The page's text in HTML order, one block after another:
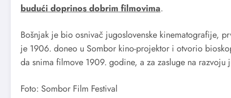
budući doprinos dobrim filmovima.
Bošnjak je bio osnivač jugoslovenske kinematografije,
je 1906. doneo u Sombor kino-projektor i otvorio
da snima filmove 1909. godine, a za zasluge na
Foto: Sombor Film Festival